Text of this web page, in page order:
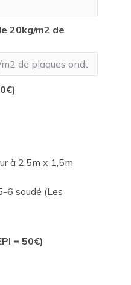
20kg/m2 de
à 2,5m x 1,5m
6 soudé (Les
= 50€)